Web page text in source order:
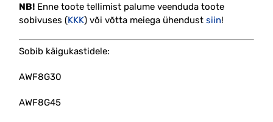
NB! Enne toote tellimist palume veenduda toote
sobivuses (KKK) või võtta meiega ühendust siin!
Sobib käigukastidele:
AWF8G30
AWF8G45